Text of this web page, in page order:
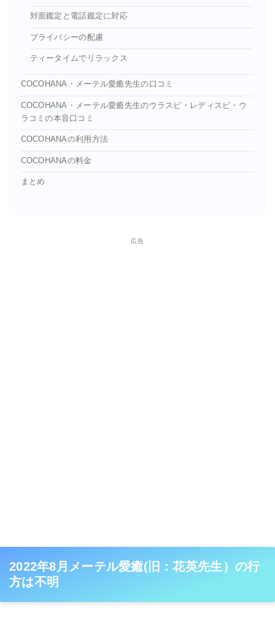
対面鑑定と電話鑑定に対応
プライバシーの配慮
ティータイムでリラックス
COCOHANA・メーテル愛癒先生の口コミ
COCOHANA・メーテル愛癒先生のウラスピ・レディスピ・ウ
ラコミの本音口コミ
COCOHANAの利用方法
COCOHANAの料金
まとめ
広告
2022年8月メーテル愛癒(旧：花英先生）の行
方は不明